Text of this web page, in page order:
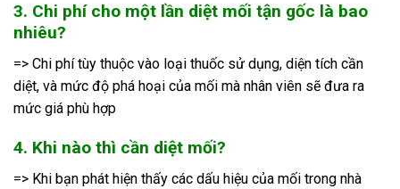
3. Chi phí cho một lần diệt mối tận gốc là bao
nhiêu?
=> Chi phí tùy thuộc vào loại thuốc sử dụng, diện tích cần
diệt, và mức độ phá hoại của mối mà nhân viên sẽ đưa ra
mức giá phù hợp
4. Khi nào thì cần diệt mối?
=> Khi bạn phát hiện thấy các dấu hiệu của mối trong nhà